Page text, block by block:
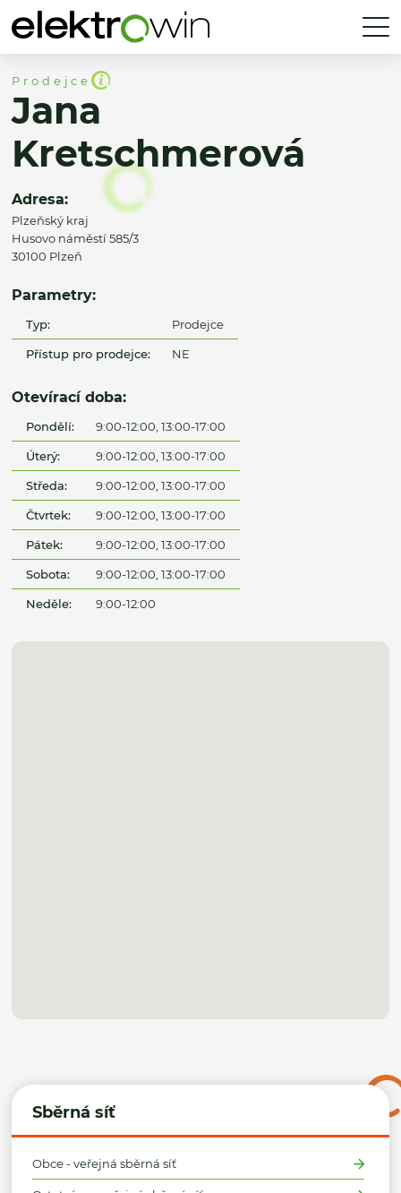
Sběrná síť
Obce - veřejná sběrná síť
Prodejce
Jana
Kretschmerová
Adresa:
Plzeňský kraj
Husovo náměstí 585/3
30100 Plzeň
Parametry:
Typ: Prodejce
Přístup pro prodejce: NE
Otevírací doba:
Pondělí: 9:00-12:00, 13:00-17:00
Úterý: 9:00-12:00, 13:00-17:00
Středa: 9:00-12:00, 13:00-17:00
Čtvrtek: 9:00-12:00, 13:00-17:00
Pátek: 9:00-12:00, 13:00-17:00
Sobota: 9:00-12:00, 13:00-17:00
Neděle: 9:00-12:00